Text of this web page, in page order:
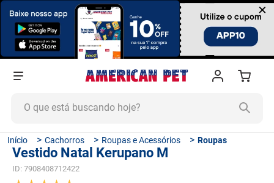
×
Cachorros Roupas e Acessórios Roupas
Vestido Natal Kerupano M
ID: 7908408712422
TERMOS MAIS BUSCADOS
1º
ração cachorro